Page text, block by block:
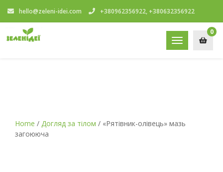
hello@zeleni-idei.com +380962356922, +380632356922
Toggle
navigation
0
Home / Догляд за тілом / «Рятівник-олівець» мазь
загоююча